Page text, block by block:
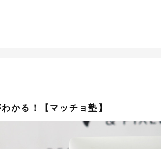
かる！【マッチョ塾】